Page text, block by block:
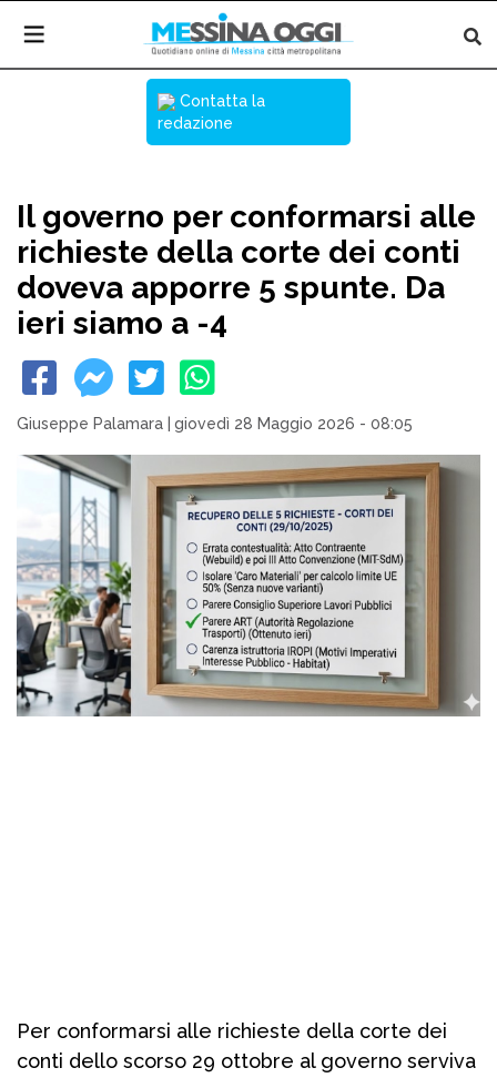
Contatta la
redazione
Il governo per conformarsi alle
richieste della corte dei conti
doveva apporre 5 spunte. Da
ieri siamo a -4
Giuseppe Palamara giovedì 28 Maggio 2026 - 08:05
Per conformarsi alle richieste della corte dei
conti dello scorso 29 ottobre al governo serviva